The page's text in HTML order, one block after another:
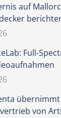
auf
Full-
übernimmt
von